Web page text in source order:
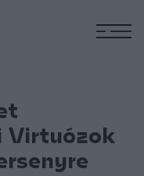
Virtuózok